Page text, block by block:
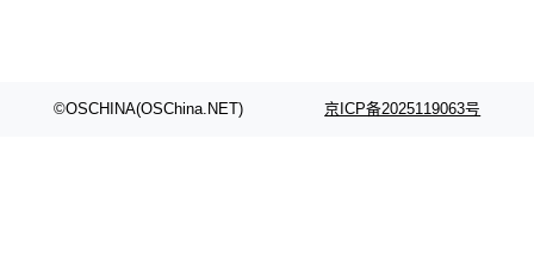
©OSCHINA(OSChina.NET) 京ICP备2025119063号